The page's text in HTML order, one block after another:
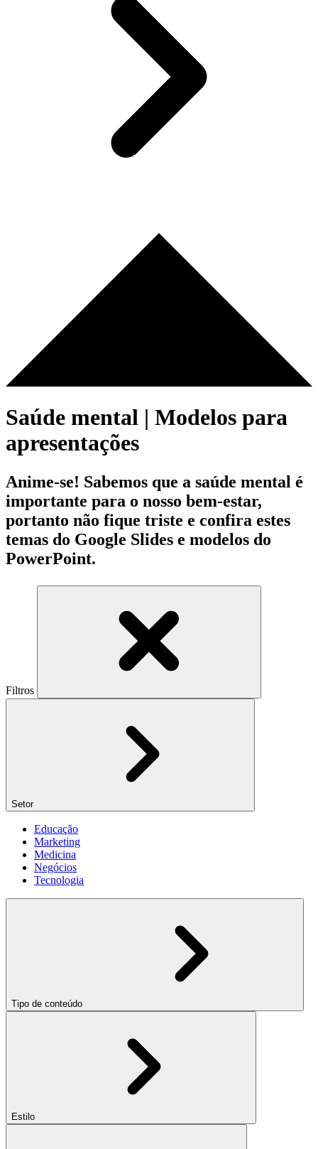
Saúde mental | Modelos para
apresentações
Anime-se! Sabemos que a saúde mental é
importante para o nosso bem-estar,
portanto não fique triste e confira estes
temas do Google Slides e modelos do
PowerPoint.
Filtros
Setor
Educação
Marketing
Medicina
Negócios
Tecnologia
Tipo de conteúdo
Estilo